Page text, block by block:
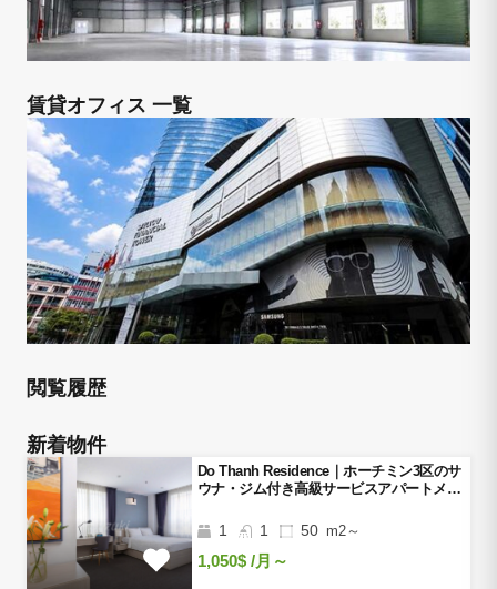
賃貸オフィス 一覧
閲覧履歴
新着物件
Do Thanh Residence｜ホーチミン3区のサ
ウナ・ジム付き高級サービスアパートメン
1 1 50 m2～
1,050$ /月～